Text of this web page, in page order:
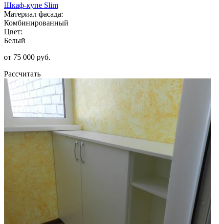
Шкаф-купе Slim
Материал фасада:
Комбинированный
Цвет:
Белый
от 75 000 руб.
Рассчитать